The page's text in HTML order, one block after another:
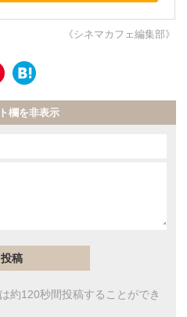
《シネマカフェ編集部》
欄を非表示
約120秒間投稿することができ